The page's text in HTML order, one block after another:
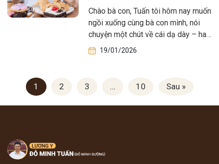
Chào bà con, Tuấn tôi hôm nay muốn
ngồi xuống cùng bà con mình, nói
chuyện một chút về cái dạ dày – hay
còn…19/01/2026
1 2 3 … 10 Sau »